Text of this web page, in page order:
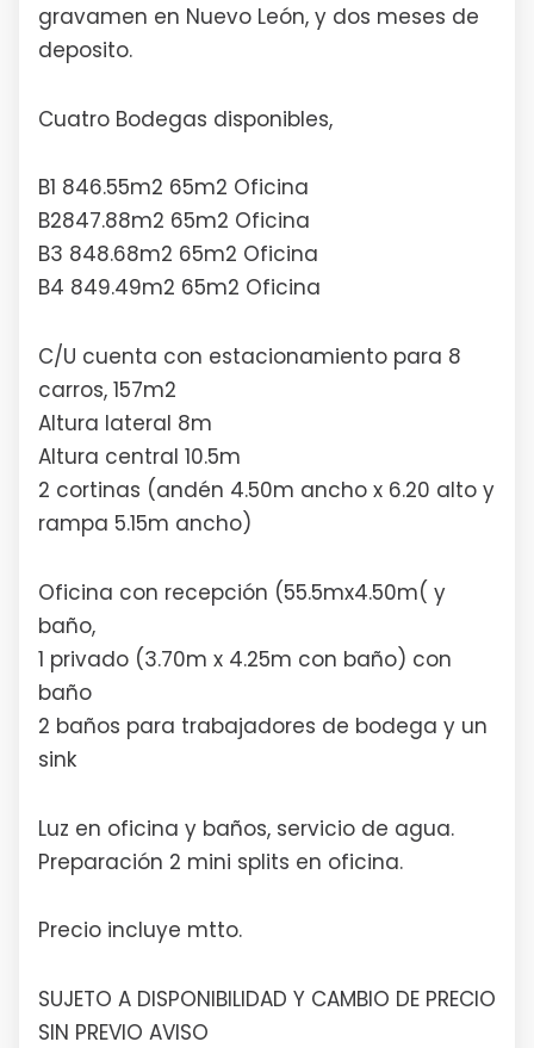
gravamen en Nuevo León, y dos meses de
deposito.
Cuatro Bodegas disponibles,
B1 846.55m2 65m2 Oficina
B2847.88m2 65m2 Oficina
B3 848.68m2 65m2 Oficina
B4 849.49m2 65m2 Oficina
C/U cuenta con estacionamiento para 8
carros, 157m2
Altura lateral 8m
Altura central 10.5m
2 cortinas (andén 4.50m ancho x 6.20 alto y
rampa 5.15m ancho)
Oficina con recepción (55.5mx4.50m( y
baño,
1 privado (3.70m x 4.25m con baño) con
baño
2 baños para trabajadores de bodega y un
sink
Luz en oficina y baños, servicio de agua.
Preparación 2 mini splits en oficina.
Precio incluye mtto.
SUJETO A DISPONIBILIDAD Y CAMBIO DE PRECIO
SIN PREVIO AVISO